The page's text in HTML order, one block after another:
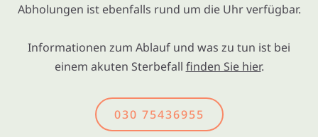
Abholungen ist ebenfalls rund um die Uhr verfügbar.
Informationen zum Ablauf und was zu tun ist bei
einem akuten Sterbefall finden Sie hier.
030 75436955